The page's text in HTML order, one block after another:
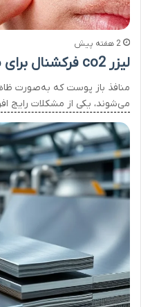
2 هفته پیش
لیزر co2 فرکشنال برای منافذ باز پوست
منافذ باز پوست که به‌صورت
می‌شوند، یکی از مشکلات رایج